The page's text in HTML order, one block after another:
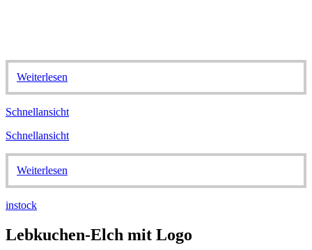
Weiterlesen
Schnellansicht
Schnellansicht
Weiterlesen
instock
Lebkuchen-Elch mit Logo